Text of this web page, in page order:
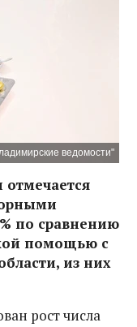
ведомости"
по сравнению
помощью с
из них
рост числа